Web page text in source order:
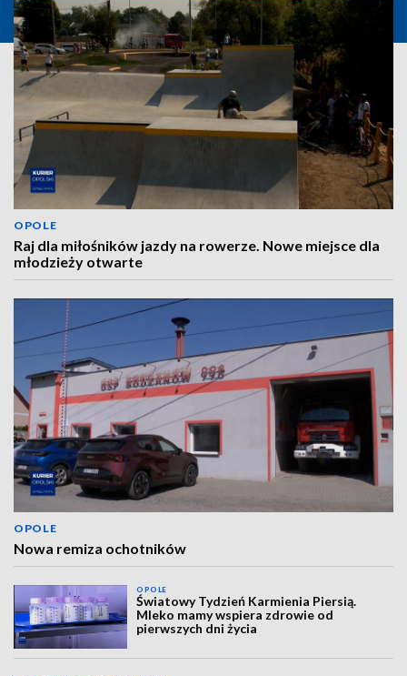
OPOLE
Raj dla miłośników jazdy na rowerze. Nowe miejsce dla
młodzieży otwarte
OPOLE
Nowa remiza ochotników
OPOLE
Światowy Tydzień Karmienia Piersią.
Mleko mamy wspiera zdrowie od
pierwszych dni życia